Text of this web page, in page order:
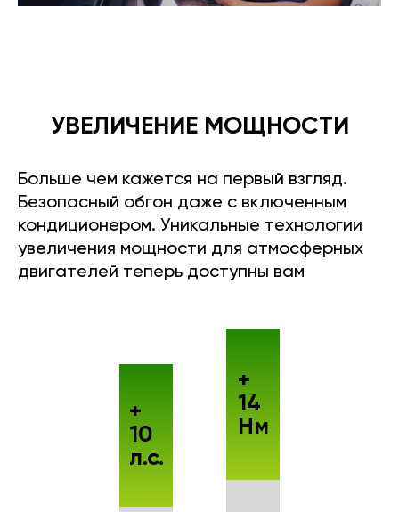
УВЕЛИЧЕНИЕ МОЩНОСТИ
Больше чем кажется на первый взгляд.
Безопасный обгон даже с включенным
кондиционером. Уникальные технологии
увеличения мощности для атмосферных
двигателей теперь доступны вам
+
10
л.с.
+
14
Нм